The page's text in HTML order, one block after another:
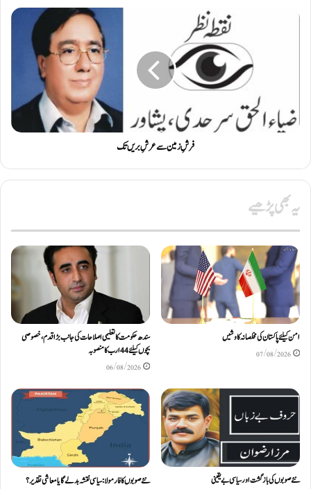
فرشِ زمین سے عرشِ بریں تک
یہ بھی پڑھیے
امن کیلئے پاکستان کی مخلصانہ کاوشیں
07/08/2026
سندھ حکومت کا تعلیمی اصلاحات کی جانب بڑا قدم، خصوصی
بچوں کیلئے44 ارب کا منصوبہ
06/08/2026
نئے صوبوں کی بازگشت اور سیاسی بے یقینی نئے صوبوں کا فارمولا: سیاسی نقشہ بدلے گا یا معاشی تقدیر؟